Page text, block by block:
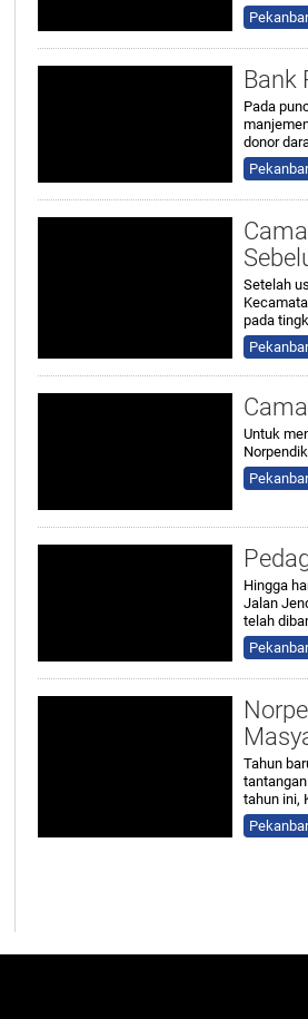
Bank
Pada
donor
Setelah
pada
Untuk
Hingga
Jalan
telah
Tahun
tahun ini,